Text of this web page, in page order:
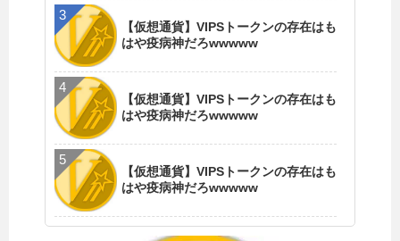
【仮想通貨】VIPSトークンの存在はも
はや疫病神だろwwwww
【仮想通貨】VIPSトークンの存在はも
はや疫病神だろwwwww
【仮想通貨】VIPSトークンの存在はも
はや疫病神だろwwwww